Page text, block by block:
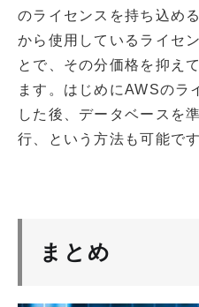
のライセンスを持ち込め
から使用しているライセ
とで、その分価格を抑え
ます。はじめにAWSのラ
した後、データベースを
行、という方法も可能です
まとめ